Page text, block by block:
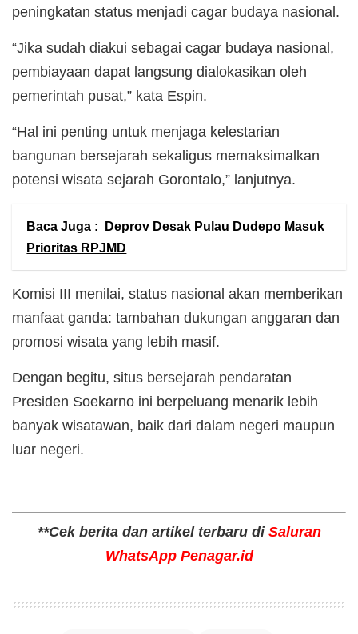
peningkatan status menjadi cagar budaya nasional.
“Jika sudah diakui sebagai cagar budaya nasional,
pembiayaan dapat langsung dialokasikan oleh
pemerintah pusat,” kata Espin.
“Hal ini penting untuk menjaga kelestarian
bangunan bersejarah sekaligus memaksimalkan
potensi wisata sejarah Gorontalo,” lanjutnya.
Baca Juga :
Deprov Desak Pulau Dudepo Masuk
Prioritas RPJMD
Komisi III menilai, status nasional akan memberikan
manfaat ganda: tambahan dukungan anggaran dan
promosi wisata yang lebih masif.
Dengan begitu, situs bersejarah pendaratan
Presiden Soekarno ini berpeluang menarik lebih
banyak wisatawan, baik dari dalam negeri maupun
luar negeri.
**Cek berita dan artikel terbaru di Saluran
WhatsApp Penagar.id